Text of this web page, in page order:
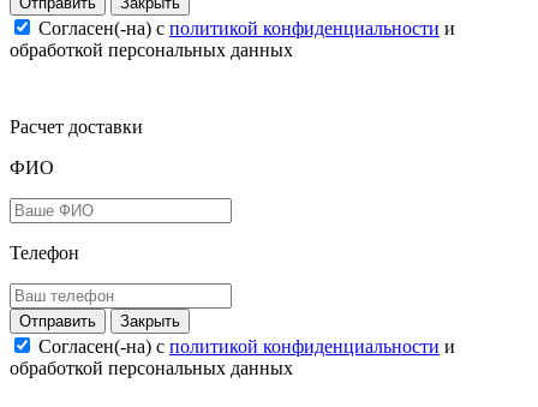
Согласен(-на) c политикой конфиденциальности и
обработкой персональных данных
Расчет доставки
ФИО
Телефон
Закрыть
Согласен(-на) c политикой конфиденциальности и
обработкой персональных данных